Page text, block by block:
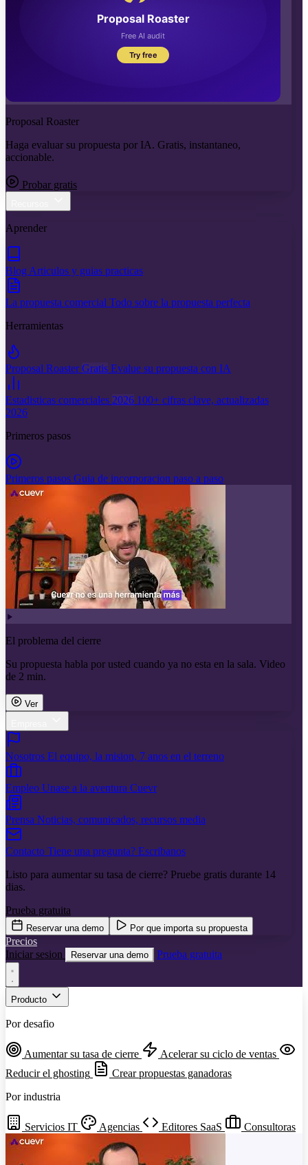
Proposal Roaster
Haga evaluar su propuesta por IA. Gratis, instantaneo,
accionable.
Probar gratis
Aprender
Blog Articulos y guias practicas
La propuesta comercial Todo sobre la propuesta perfecta
Herramientas
Proposal RoasterGratis Evalue su propuesta con IA
Estadisticas comerciales 2026 100+ cifras clave, actualizadas
2026
Primeros pasos
Primeros pasos Guia de incorporacion paso a paso
El problema del cierre
Su propuesta habla por usted cuando ya no esta en la sala. Video
de 2 min.
Ver
Nosotros El equipo, la mision, 7 anos en el terreno
Empleo Unase a la aventura Cuevr
Prensa Noticias, comunicados, recursos media
Contacto Tiene una pregunta? Escribanos
Listo para aumentar su tasa de cierre? Pruebe gratis durante 14
dias.
Prueba gratuita
Reservar una demo Por que importa su propuesta
Precios
Iniciar sesion
Reservar una demo Prueba gratuita
Producto
Por desafio
Aumentar su tasa de cierre
Acelerar su ciclo de ventas
Reducir el ghosting
Crear propuestas ganadoras
Por industria
Servicios IT Agencias Editores SaaS Consultoras